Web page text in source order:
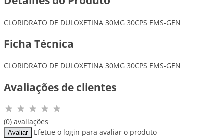
CLORIDRATO DE DULOXETINA 30MG 30CPS EMS-GEN
Ficha Técnica
CLORIDRATO DE DULOXETINA 30MG 30CPS EMS-GEN
Avaliações de clientes
(0) avaliações
Avaliar
Efetue o login para avaliar o produto